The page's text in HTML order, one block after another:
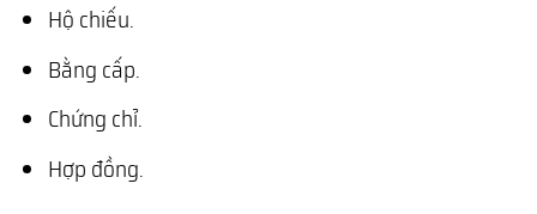
Hộ chiếu.
Bằng cấp.
Chứng chỉ.
Hợp đồng.